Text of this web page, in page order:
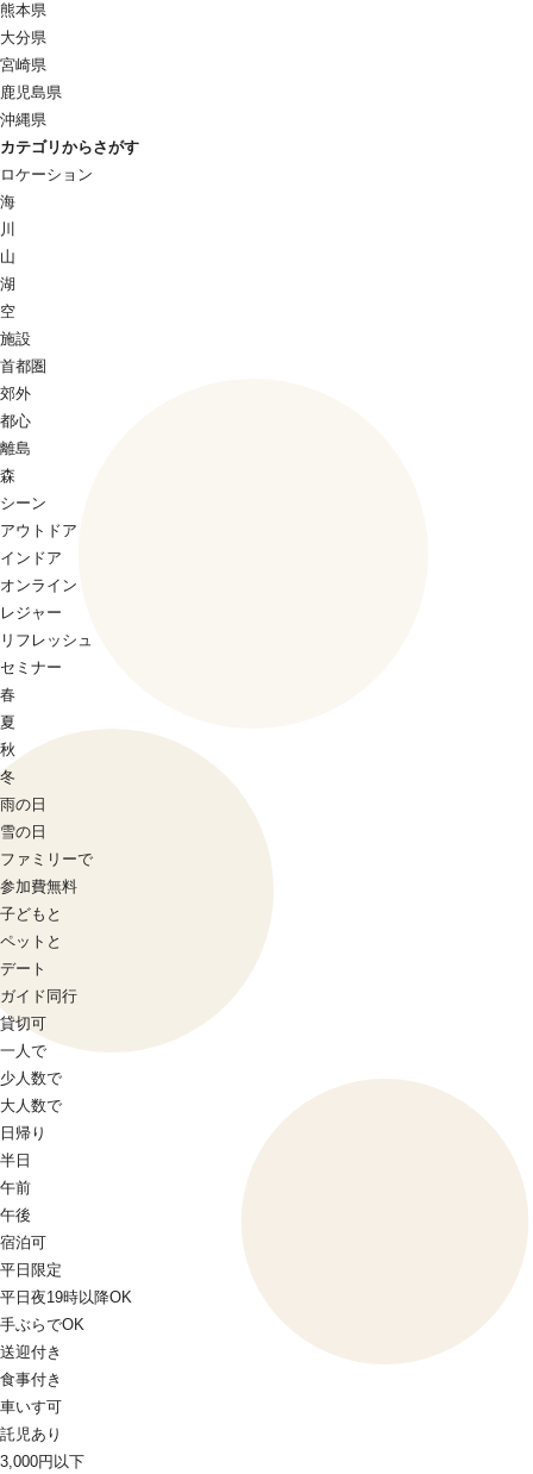
熊本県
大分県
宮崎県
鹿児島県
沖縄県
カテゴリからさがす
ロケーション
海
川
山
湖
空
施設
首都圏
郊外
都心
離島
森
シーン
アウトドア
インドア
オンライン
レジャー
リフレッシュ
セミナー
春
夏
秋
冬
雨の日
雪の日
ファミリーで
参加費無料
子どもと
ペットと
デート
ガイド同行
貸切可
一人で
少人数で
大人数で
日帰り
半日
午前
午後
宿泊可
平日限定
平日夜19時以降OK
手ぶらでOK
送迎付き
食事付き
車いす可
託児あり
3,000円以下